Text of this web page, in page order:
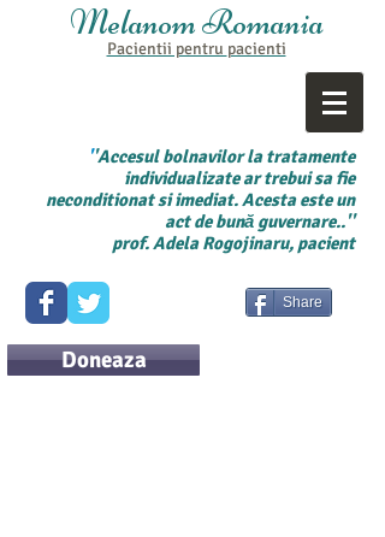
Melanom Romania
Pacientii pentru pacienti
''Accesul bolnavilor la tratamente
individualizate ar trebui sa fie
neconditionat si imediat. Acesta este un
act de bună guvernare..''
prof. Adela Rogojinaru, pacient
Share
Doneaza